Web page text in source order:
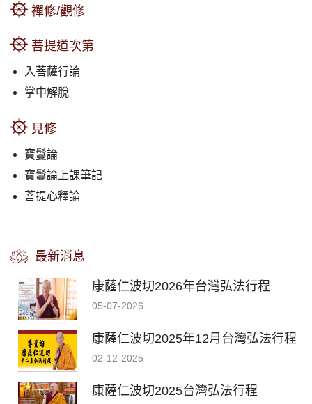
禪修/觀修
菩提道次第
入菩薩行論
掌中解脫
見修
寶鬘論
寶鬘論上課筆記
菩提心釋論
最新消息
康薩仁波切2026年台灣弘法行程
05-07-2026
康薩仁波切2025年12月台灣弘法行程
02-12-2025
康薩仁波切2025台灣弘法行程